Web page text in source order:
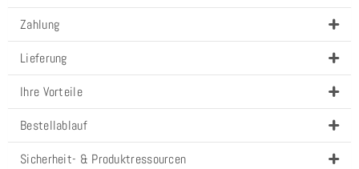
Zahlung
Lieferung
Ihre Vorteile
Bestellablauf
Sicherheit- & Produktressourcen